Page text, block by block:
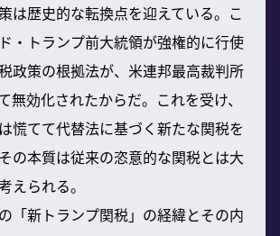
は歴史的な転換点を迎えている。こ
・トランプ前大統領が強権的に行使
政策の根拠法が、米連邦最高裁判所
無効化されたからだ。これを受け、
慌てて代替法に基づく新たな関税を
の本質は従来の恣意的な関税とは大
えられる。
「新トランプ関税」の経緯とその内